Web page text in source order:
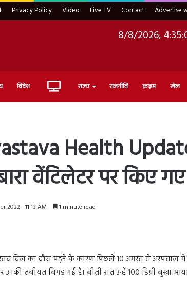
Privacy Policy Video Live TV Contact Advertise
8/8/2026,
विदेश Live राज्य राजनीति क्राइम खेल
Health
वेंटिलेटर पर किए
2022 - 11:13 AM 1 minute read
दिल का दौरा पड़ने के कारण पिछले 10 अगस्त से अस्पताल में
तबीयत बिगड़ गई है। बीती रात उन्हें 100 डिग्री बुखा